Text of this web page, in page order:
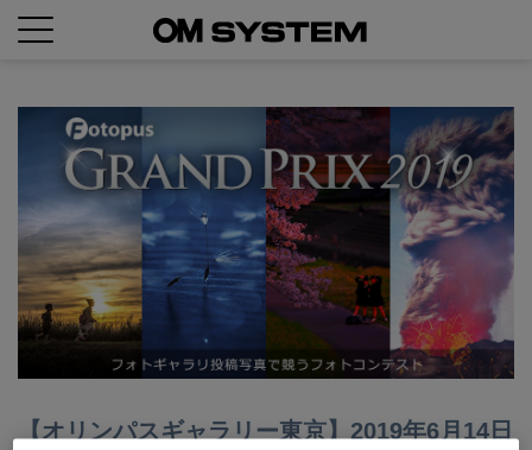
【オリンパスギャラリー東京】2019年6月14日